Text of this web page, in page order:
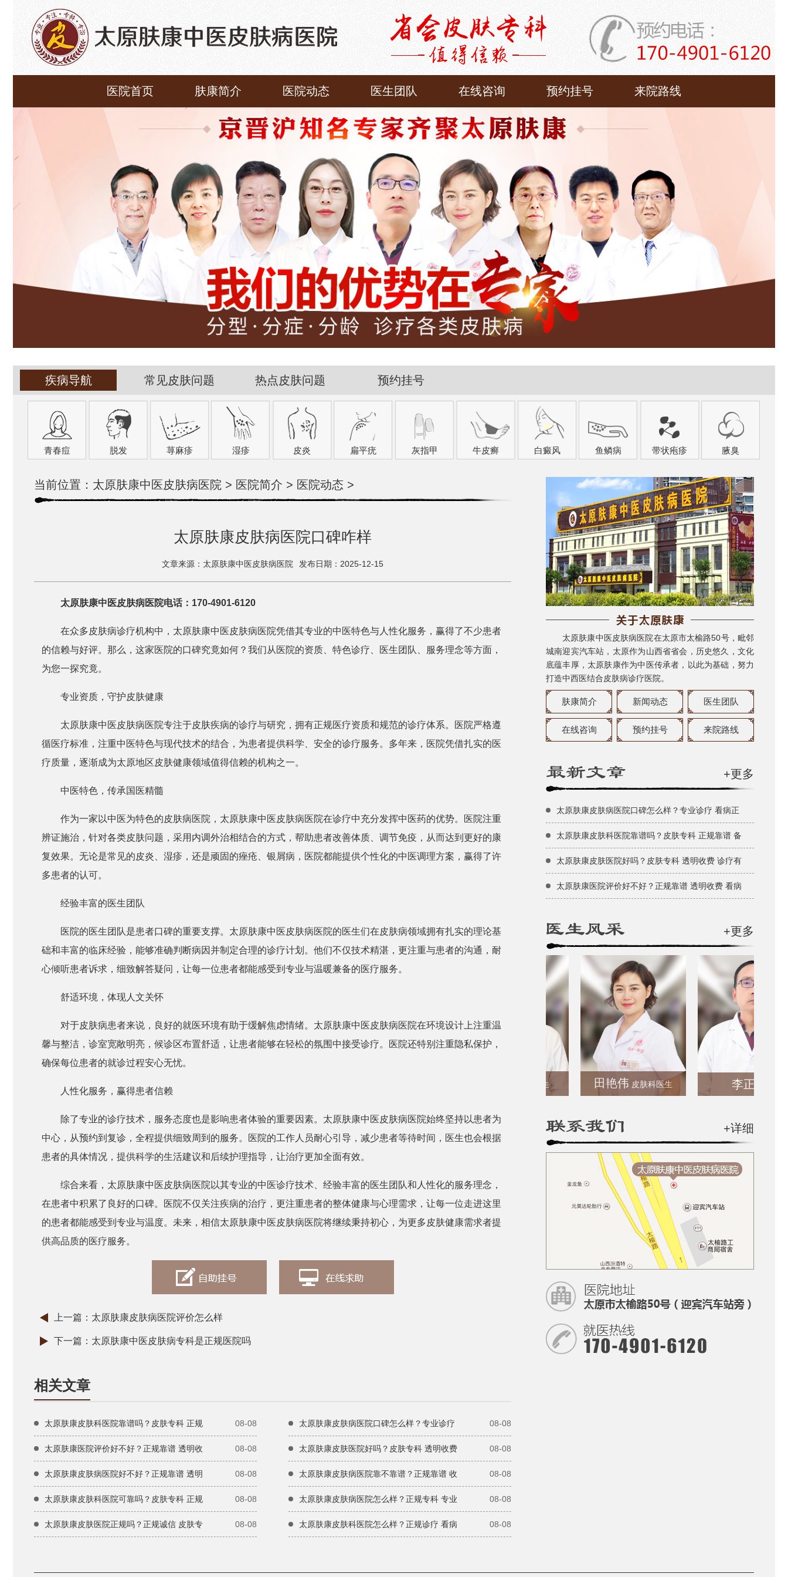
医院首页 肤康简介 医院动态 医生团队 在线咨询 预约挂号 来院路线
疾病导航 常见皮肤问题 热点皮肤问题 预约挂号
青春痘 脱发 荨麻疹 湿疹 皮炎 扁平疣 灰指甲 牛皮癣 白癜风 鱼鳞病 带状疱疹 腋臭
当前位置： 太原肤康中医皮肤病医院 > 医院简介 > 医院动态 >
太原肤康皮肤病医院口碑咋样
文章来源：太原肤康中医皮肤病医院 发布日期：2025-12-15
太原肤康中医皮肤病医院电话：170-4901-6120
在众多皮肤病诊疗机构中，太原肤康中医皮肤病医院凭借其专业的中医特色与人性化服务，赢得了不少患者
的信赖与好评。那么，这家医院的口碑究竟如何？我们从医院的资质、特色诊疗、医生团队、服务理念等方面，
为您一探究竟。
专业资质，守护皮肤健康
太原肤康中医皮肤病医院专注于皮肤疾病的诊疗与研究，拥有正规医疗资质和规范的诊疗体系。医院严格遵
循医疗标准，注重中医特色与现代技术的结合，为患者提供科学、安全的诊疗服务。多年来，医院凭借扎实的医
疗质量，逐渐成为太原地区皮肤健康领域值得信赖的机构之一。
中医特色，传承国医精髓
作为一家以中医为特色的皮肤病医院，太原肤康中医皮肤病医院在诊疗中充分发挥中医药的优势。医院注重
辨证施治，针对各类皮肤问题，采用内调外治相结合的方式，帮助患者改善体质、调节免疫，从而达到更好的康
复效果。无论是常见的皮炎、湿疹，还是顽固的痤疮、银屑病，医院都能提供个性化的中医调理方案，赢得了许
多患者的认可。
经验丰富的医生团队
医院的医生团队是患者口碑的重要支撑。太原肤康中医皮肤病医院的医生们在皮肤病领域拥有扎实的理论基
础和丰富的临床经验，能够准确判断病因并制定合理的诊疗计划。他们不仅技术精湛，更注重与患者的沟通，耐
心倾听患者诉求，细致解答疑问，让每一位患者都能感受到专业与温暖兼备的医疗服务。
舒适环境，体现人文关怀
对于皮肤病患者来说，良好的就医环境有助于缓解焦虑情绪。太原肤康中医皮肤病医院在环境设计上注重温
馨与整洁，诊室宽敞明亮，候诊区布置舒适，让患者能够在轻松的氛围中接受诊疗。医院还特别注重隐私保护，
确保每位患者的就诊过程安心无忧。
人性化服务，赢得患者信赖
除了专业的诊疗技术，服务态度也是影响患者体验的重要因素。太原肤康中医皮肤病医院始终坚持以患者为
中心，从预约到复诊，全程提供细致周到的服务。医院的工作人员耐心引导，减少患者等待时间，医生也会根据
患者的具体情况，提供科学的生活建议和后续护理指导，让治疗更加全面有效。
综合来看，太原肤康中医皮肤病医院以其专业的中医诊疗技术、经验丰富的医生团队和人性化的服务理念，
在患者中积累了良好的口碑。医院不仅关注疾病的治疗，更注重患者的整体健康与心理需求，让每一位走进这里
的患者都能感受到专业与温度。未来，相信太原肤康中医皮肤病医院将继续秉持初心，为更多皮肤健康需求者提
供高品质的医疗服务。
上一篇： 太原肤康皮肤病医院评价怎么样
下一篇： 太原肤康中医皮肤病专科是正规医院吗
相关文章
太原肤康皮肤科医院靠谱吗？皮肤专科 正规 08-08 太原肤康皮肤病医院口碑怎么样？专业诊疗 08-08
太原肤康医院评价好不好？正规靠谱 透明收 08-08 太原肤康皮肤医院好吗？皮肤专科 透明收费 08-08
太原肤康皮肤病医院好不好？正规靠谱 透明 08-08 太原肤康皮肤病医院靠不靠谱？正规靠谱 收 08-08
太原肤康皮肤科医院可靠吗？皮肤专科 正规 08-08 太原肤康皮肤病医院怎么样？正规专科 专业 08-08
太原肤康皮肤医院正规吗？正规诚信 皮肤专 08-08 太原肤康皮肤科医院怎么样？正规诊疗 看病 08-08
太原肤康中医皮肤病医院在太原市太榆路50号，毗邻
城南迎宾汽车站，太原作为山西省省会，历史悠久，文化
底蕴丰厚，太原肤康作为中医传承者，以此为基础，努力
打造中西医结合皮肤病诊疗医院。
肤康简介 新闻动态 医生团队
在线咨询 预约挂号 来院路线
+更多
太原肤康皮肤病医院口碑怎么样？专业诊疗 看病正
太原肤康皮肤科医院靠谱吗？皮肤专科 正规靠谱 备
太原肤康皮肤医院好吗？皮肤专科 透明收费 诊疗有
太原肤康医院评价好不好？正规靠谱 透明收费 看病
+更多
田艳伟 皮肤科医生 李正彬
+详细